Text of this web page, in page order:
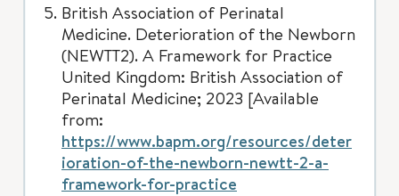
British Association of Perinatal
Medicine. Deterioration of the Newborn
(NEWTT2). A Framework for Practice
United Kingdom: British Association of
Perinatal Medicine; 2023 [Available
from:
https://www.bapm.org/resources/deter
ioration-of-the-newborn-newtt-2-a-
framework-for-practice